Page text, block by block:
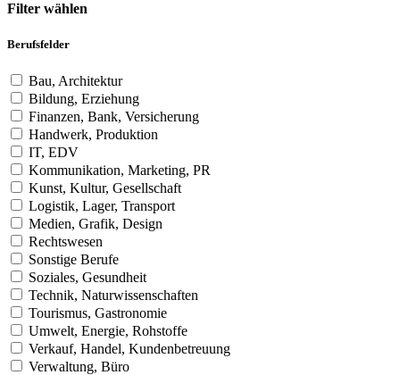
Filter wählen
Berufsfelder
Bau, Architektur
Bildung, Erziehung
Finanzen, Bank, Versicherung
Handwerk, Produktion
IT, EDV
Kommunikation, Marketing, PR
Kunst, Kultur, Gesellschaft
Logistik, Lager, Transport
Medien, Grafik, Design
Rechtswesen
Sonstige Berufe
Soziales, Gesundheit
Technik, Naturwissenschaften
Tourismus, Gastronomie
Umwelt, Energie, Rohstoffe
Verkauf, Handel, Kundenbetreuung
Verwaltung, Büro